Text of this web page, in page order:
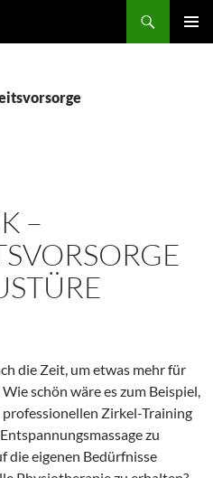
–
die Zeit, um etwas mehr für
schön wäre es zum Beispiel,
Zirkel-Training
zu
die eigenen Bedürfnisse